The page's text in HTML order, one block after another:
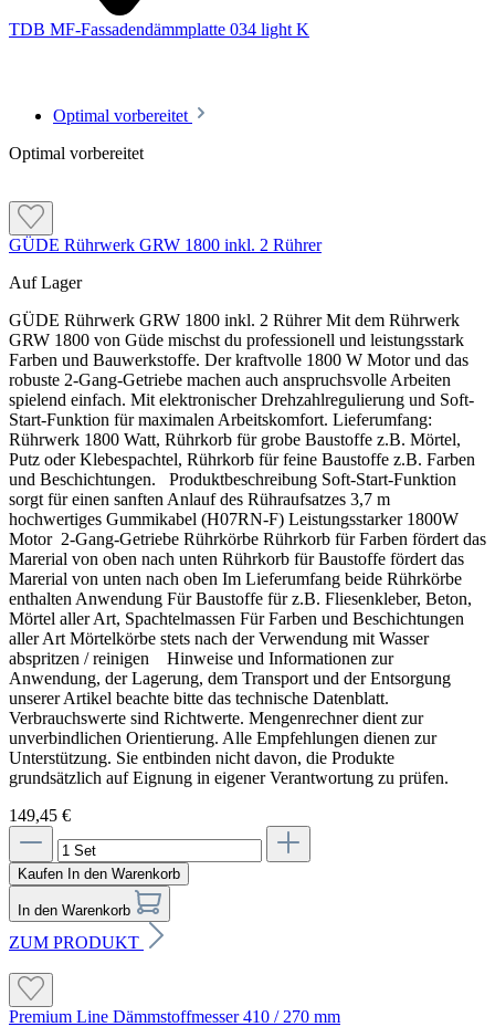
erhältlich sein.
Plattenkern:braun-gelbe Mineralfaser
Putzbereiche, Mörtelgrate und Hohlstellen vor der
fachgerecht ausbessern.
Absandende oder mehlige mineralische Flächen bis zur
festen Substanz reinigen und entsprechend der aktuellen
Systemvorgabe grundieren.
Auf der Klebeseite zunächst eine dünne Haftbrücke aus
der systemzugehörigen Klebemasse vorspachteln und
scharf abziehen.
Bei der Rand-Wulst-Punkt-Methode umlaufend
Klebemasse und in der Plattenmitte drei bis sechs
handtellergroße Klebepunkte auftragen.
Nach dem Andrücken müssen mindestens 40 %
Klebekontaktfläche erreicht werden.
Untergrundunebenheiten bis ungefähr ± 1 cm können im
Kleberbett ausgeglichen werden.
Wird die Klebemasse maschinell direkt auf den
Untergrund aufgetragen und durchgekämmt, müssen
mindestens 80 % Klebekontaktfläche entstehen.
So werden die Dämmplatten verlegt
Die Platten von unten nach oben im Verband und
pressgestoßen verkleben.
ausrichten.
Keine Klebemasse in die Plattenstöße bringen.
Fugen unter 5 mm mit Caparol Füllschaum B1 schließen.
Größere Fugen mit passend zugeschnittenem, artgleichem
Dämmstoff korrigieren.
direkter Sonne schützen.
der Untergrund nicht eindeutig mineralisch ist
starke Wandunebenheiten vorhanden sind
Format, Dicken und Seitenzuordnung
Das Plattenformat beträgt 120 × 40 cm und entspricht einer Fläche
von 0,48 m² je Dämmplatte. Die aktuelle Produktreihe umfasst 13
Ausführungen mit Dämmstoffdicken von 6 bis 30 cm; weitere
Stärken können laut Hersteller auf Anfrage erhältlich sein.
Armierungsseite:vollständig weiß beschichtet
Klebeseite:weiß mit beschichtungsfreien Streifen
Plattenkern:braun-gelbe Mineralfaser
Untergrund und Verklebung vorbereiten
Der Untergrund muss eben, sauber, tragfähig und frei von
haftungsmindernden Stoffen sein. Lose Anstriche, schadhafte
Putzbereiche, Mörtelgrate und Hohlstellen vor der
Dämmplattenmontage vollständig entfernen beziehungsweise
fachgerecht ausbessern.
Absandende oder mehlige mineralische Flächen bis zur festen
Substanz reinigen und entsprechend der aktuellen
Systemvorgabe grundieren.
Auf der Klebeseite zunächst eine dünne Haftbrücke aus der
systemzugehörigen Klebemasse vorspachteln und scharf
Bei der Rand-Wulst-Punkt-Methode umlaufend Klebemasse und
in der Plattenmitte drei bis sechs handtellergroße Klebepunkte
auftragen.
Nach dem Andrücken müssen mindestens 40 %
Klebekontaktfläche erreicht werden. Untergrundunebenheiten
bis ungefähr ± 1 cm können im Kleberbett ausgeglichen werden.
aufgetragen und durchgekämmt, müssen mindestens 80 %
Klebekontaktfläche entstehen.
TDB MF-Fassadendämmplatte 034 light K
Optimal vorbereitet
Optimal vorbereitet
GÜDE Rührwerk GRW 1800 inkl. 2 Rührer
Auf Lager
GÜDE Rührwerk GRW 1800 inkl. 2 Rührer Mit dem Rührwerk
GRW 1800 von Güde mischst du professionell und leistungsstark
Farben und Bauwerkstoffe. Der kraftvolle 1800 W Motor und das
robuste 2-Gang-Getriebe machen auch anspruchsvolle Arbeiten
spielend einfach. Mit elektronischer Drehzahlregulierung und Soft-
Start-Funktion für maximalen Arbeitskomfort. Lieferumfang:
Rührwerk 1800 Watt, Rührkorb für grobe Baustoffe z.B. Mörtel,
Putz oder Klebespachtel, Rührkorb für feine Baustoffe z.B. Farben
und Beschichtungen. Produktbeschreibung Soft-Start-Funktion
sorgt für einen sanften Anlauf des Rühraufsatzes 3,7 m
hochwertiges Gummikabel (H07RN-F) Leistungsstarker 1800W
Motor 2-Gang-Getriebe Rührkörbe Rührkorb für Farben fördert das
Marerial von oben nach unten Rührkorb für Baustoffe fördert das
Marerial von unten nach oben Im Lieferumfang beide Rührkörbe
enthalten Anwendung Für Baustoffe für z.B. Fliesenkleber, Beton,
Mörtel aller Art, Spachtelmassen Für Farben und Beschichtungen
aller Art Mörtelkörbe stets nach der Verwendung mit Wasser
abspritzen / reinigen Hinweise und Informationen zur
Anwendung, der Lagerung, dem Transport und der Entsorgung
unserer Artikel beachte bitte das technische Datenblatt.
Verbrauchswerte sind Richtwerte. Mengenrechner dient zur
unverbindlichen Orientierung. Alle Empfehlungen dienen zur
Unterstützung. Sie entbinden nicht davon, die Produkte
grundsätzlich auf Eignung in eigener Verantwortung zu prüfen.
149,45 €
Kaufen In den Warenkorb
In den Warenkorb
ZUM PRODUKT
Premium Line Dämmstoffmesser 410 / 270 mm